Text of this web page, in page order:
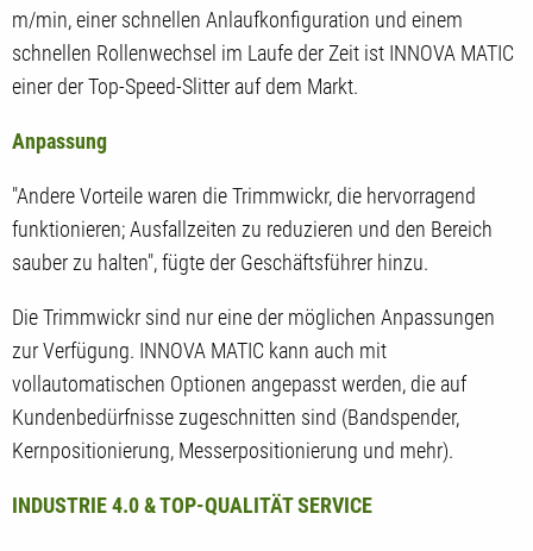
m/min, einer schnellen Anlaufkonfiguration und einem
schnellen Rollenwechsel im Laufe der Zeit ist INNOVA MATIC
einer der Top-Speed-Slitter auf dem Markt.
Anpassung
"Andere Vorteile waren die Trimmwickr, die hervorragend
funktionieren; Ausfallzeiten zu reduzieren und den Bereich
sauber zu halten", fügte der Geschäftsführer hinzu.
Die Trimmwickr sind nur eine der möglichen Anpassungen
zur Verfügung. INNOVA MATIC kann auch mit
vollautomatischen Optionen angepasst werden, die auf
Kundenbedürfnisse zugeschnitten sind (Bandspender,
Kernpositionierung, Messerpositionierung und mehr).
INDUSTRIE 4.0 & TOP-QUALITÄT SERVICE